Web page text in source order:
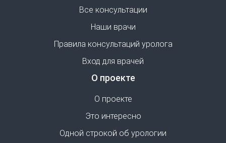
Все консультации
Наши врачи
Правила консультаций уролога
Вход для врачей
О проекте
О проекте
Это интересно
Одной строкой об урологии